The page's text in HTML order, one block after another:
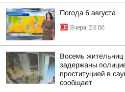
Погода 6 августа
Вчера, 23:06
Восемь жительниц
задержаны
проституцией в
сообщает